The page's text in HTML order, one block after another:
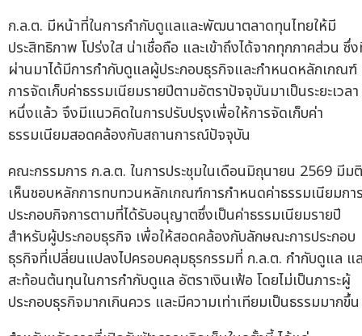
ก.ล.ต. มีหน้าที่ในการกำกับดูแลและพัฒนาตลาดทุนไทยให้มี
ประสิทธิภาพ โปร่งใส น่าเชื่อถือ และเข้าถึงได้จากทุกภาคส่วน ซึ่
ผ่านมาได้มีการกำกับดูแลผู้ประกอบธุรกิจและกำหนดหลักเกณฑ์
การจัดเก็บค่าธรรมเนียมรายปีตามอัตราปัจจุบันมาเป็นระยะเวลา
หนึ่งแล้ว จึงมีแนวคิดในการปรับปรุงเพื่อให้การจัดเก็บค่า
ธรรมเนียมสอดคล้องกับสถานการณ์ปัจจุบัน
คณะกรรมการ ก.ล.ต. ในการประชุมในเดือนมิถุนายน 2569 มีมติ
เห็นชอบหลักการทบทวนหลักเกณฑ์การกำหนดค่าธรรมเนียมกา
ประกอบกิจการตามที่ได้รับอนุญาตซึ่งเป็นค่าธรรมเนียมรายปี
สำหรับผู้ประกอบธุรกิจ เพื่อให้สอดคล้องกับลักษณะการประกอบ
ธุรกิจที่เปลี่ยนแปลงไปครอบคลุมธุรกรรมที่ ก.ล.ต. กำกับดูแล แ
สะท้อนต้นทุนในการกำกับดูแล อัตราเงินเฟ้อ โดยไม่เป็นภาระผู้
ประกอบธุรกิจมากเกินควร และมีความเท่าเทียมเป็นธรรมมากขึ้น